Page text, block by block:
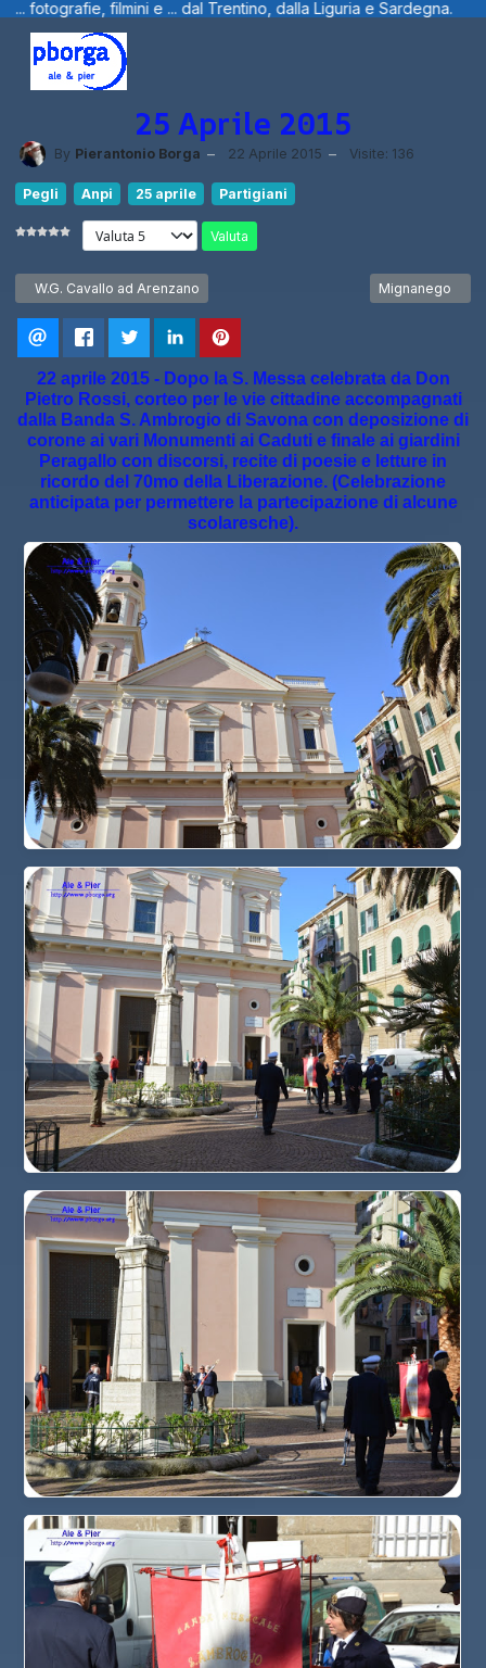
dalla Liguria e Sardegna.
25 Aprile 2015
By Pierantonio Borga 22 Aprile 2015 Visite: 136
Pegli Anpi 25 aprile Partigiani
Valuta
Articolo precedente: W.G. Cavallo ad Arenzano
W.G. Cavallo ad Arenzano Articolo
Mignanego
22 aprile 2015 - Dopo la S. Messa celebrata da Don
Pietro Rossi, corteo per le vie cittadine accompagnati
dalla Banda S. Ambrogio di Savona con deposizione di
corone ai vari Monumenti ai Caduti e finale ai giardini
Peragallo con discorsi, recite di poesie e letture in
ricordo del 70mo della Liberazione. (Celebrazione
anticipata per permettere la partecipazione di alcune
scolaresche).